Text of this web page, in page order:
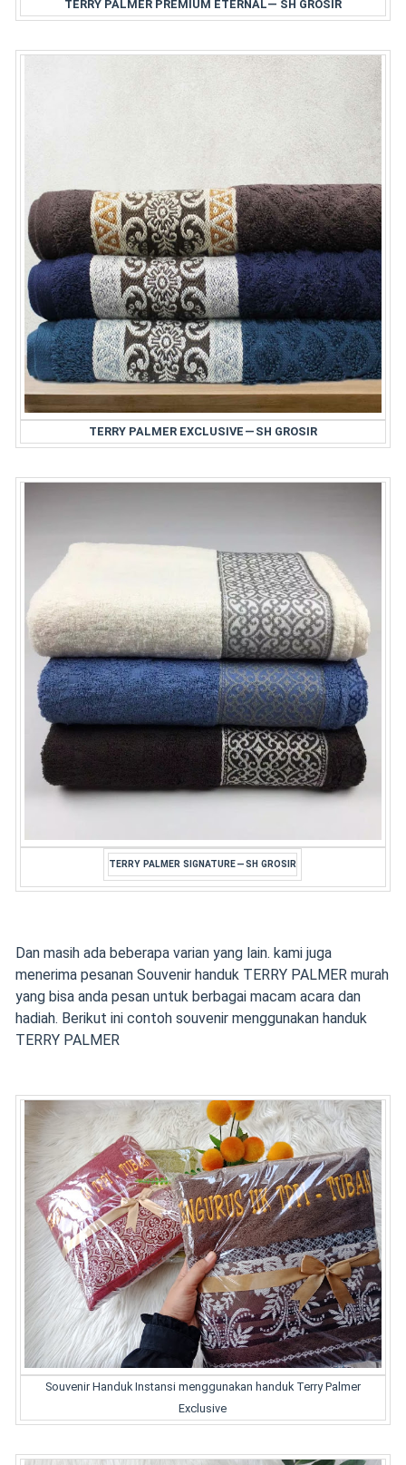
TERRY PALMER PREMIUM ETERNAL— SH GROSIR
TERRY PALMER EXCLUSIVE — SH GROSIR
TERRY PALMER SIGNATURE — SH GROSIR
Dan masih ada beberapa varian yang lain. kami juga
menerima pesanan Souvenir handuk TERRY PALMER murah
yang bisa anda pesan untuk berbagai macam acara dan
hadiah. Berikut ini contoh souvenir menggunakan handuk
TERRY PALMER
Souvenir Handuk Instansi menggunakan handuk Terry Palmer
Exclusive